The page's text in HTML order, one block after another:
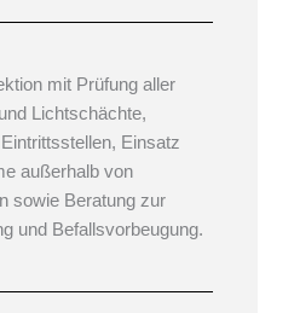
mit Prüfung aller
Lichtschächte,
Einsatz
außerhalb von
sowie Beratung zur
und Befallsvorbeugung.